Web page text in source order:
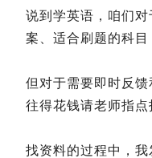
说到学英语，咱们
案、适合刷题的科目
但对于需要即时反馈
往得花钱请老师指点
找资料的过程中，我